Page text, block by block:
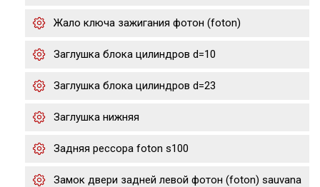
Жало ключа зажигания фотон (foton)
Заглушка блока цилиндров d=10
Заглушка блока цилиндров d=23
Заглушка нижняя
Задняя рессора foton s100
Замок двери задней левой фотон (foton) sauvana